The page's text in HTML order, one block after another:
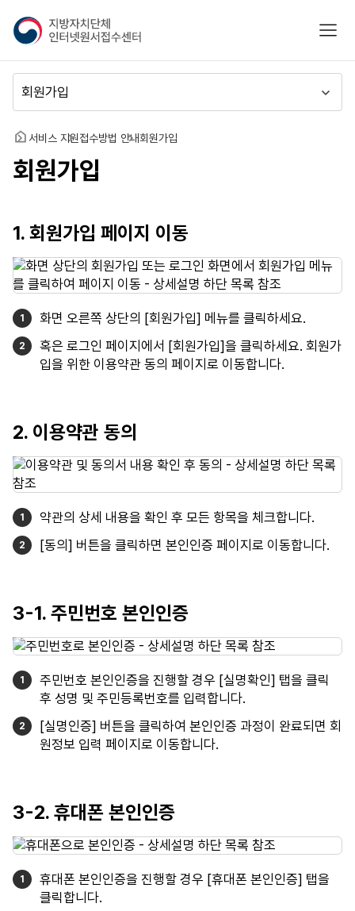
지
방
자
치
단
체
인
넷
수
센
터
모바
뉴
동
홈 서비스 지원접수방법 안내회원가입
회원가입
1. 회원가입 페이지 이동
화면 오른쪽 상단의 [회원가입] 메뉴를 클릭하세요.
혹은 로그인 페이지에서 [회원가입]을 클릭하세요. 회원가
입을 위한 이용약관 동의 페이지로 이동합니다.
2. 이용약관 동의
약관의 상세 내용을 확인 후 모든 항목을 체크합니다.
[동의] 버튼을 클릭하면 본인인증 페이지로 이동합니다.
3-1. 주민번호 본인인증
주민번호 본인인증을 진행할 경우 [실명확인] 탭을 클릭
후 성명 및 주민등록번호를 입력합니다.
[실명인증] 버튼을 클릭하여 본인인증 과정이 완료되면 회
원정보 입력 페이지로 이동합니다.
3-2. 휴대폰 본인인증
휴대폰 본인인증을 진행할 경우 [휴대폰 본인인증] 탭을
클릭합니다.